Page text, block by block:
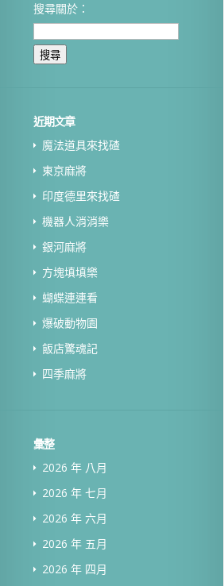
搜尋關於：
近期文章
魔法道具來找碴
東京麻將
印度德里來找碴
機器人消消樂
銀河麻將
方塊填填樂
蝴蝶連連看
爆破動物園
飯店驚魂記
四季麻將
彙整
2026 年 八月
2026 年 七月
2026 年 六月
2026 年 五月
2026 年 四月